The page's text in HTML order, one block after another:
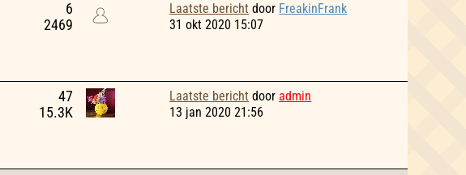
6
2469
Laatste bericht door FreakinFrank
31 okt 2020 15:07
47
15.3K
Laatste bericht door admin
13 jan 2020 21:56